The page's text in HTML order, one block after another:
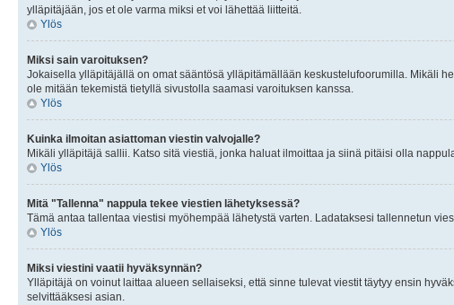
ylläpitäjään, jos et ole varma miksi et voi lähettää liitteitä.
Ylös
Miksi sain varoituksen?
Jokaisella ylläpitäjällä on omat sääntösä ylläpitämällään keskustelufoorumilla. Mikäli
ole mitään tekemistä tietyllä sivustolla saamasi varoituksen kanssa.
Ylös
Kuinka ilmoitan asiattoman viestin valvojalle?
Mikäli ylläpitäjä sallii. Katso sitä viestiä, jonka haluat ilmoittaa ja siinä pitäisi olla
Ylös
Mitä "Tallenna" nappula tekee viestien lähetyksessä?
Tämä antaa tallentaa viestisi myöhempää lähetystä varten. Ladataksesi tallennetun
Ylös
Miksi viestini vaatii hyväksynnän?
Ylläpitäjä on voinut laittaa alueen sellaiseksi, että sinne tulevat viestit täytyy ensin
selvittääksesi asian.